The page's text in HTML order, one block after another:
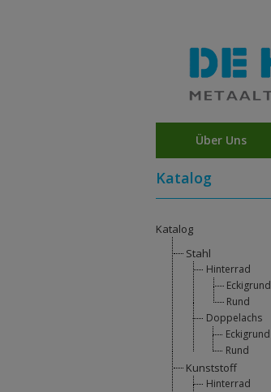
Über Uns
Katalog
Katalog
Stahl
Hinterrad
Eckigrund
Rund
Doppelachs
Eckigrund
Rund
Kunststoff
Hinterrad